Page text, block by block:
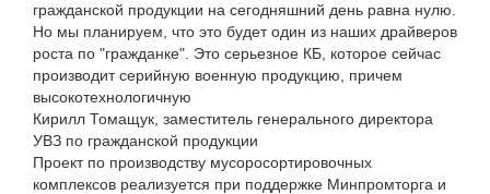
гражданской продукции на сегодняшний день равна нулю.
Но мы планируем, что это будет один из наших драйверов
роста по "гражданке". Это серьезное КБ, которое сейчас
производит серийную военную продукцию, причем
высокотехнологичную
Кирилл Томащук, заместитель генерального директора
УВЗ по гражданской продукции
Проект по производству мусоросортировочных
комплексов реализуется при поддержке Минпромторга и